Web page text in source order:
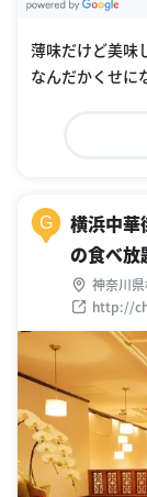
薄味だけど美
なんだかくせに
G
横浜中華
の食べ放
神奈川
http://